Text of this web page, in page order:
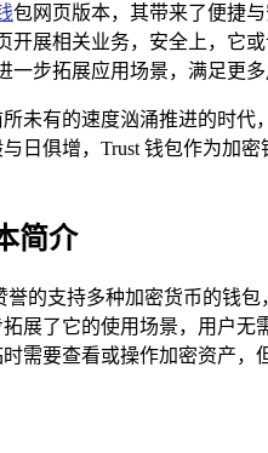
包网页版本，其带来了便捷
开展相关业务，安全上，它
一步拓展应用场景，满足更多
未有的速度汹涌推进的时
日俱增，Trust 钱包作为加
简介
誉的支持多种加密货币的钱
展了它的使用场景，用户
需要查看或操作加密资产，